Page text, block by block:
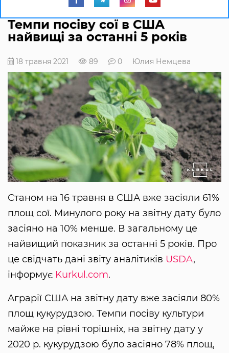
Темпи посіву сої в США
найвищі за останні 5 років
18 травня 2021 89 0 Юлия Немцева
Станом на 16 травня в США вже засіяли 61%
площ сої. Минулого року на звітну дату було
засіяно на 10% менше. В загальному це
найвищий показник за останні 5 років. Про
це свідчать дані звіту аналітиків USDA,
інформує Kurkul.com.
Аграрії США на звітну дату вже засіяли 80%
площ кукурудзою. Темпи посіву культури
майже на рівні торішніх, на звітну дату у
2020 р. кукурудзою було засіяно 78% площ,